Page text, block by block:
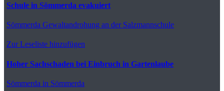
Schule in Sömmerda evakuiert
Sömmerda Gewaltandrohung an der Salzmannschule
Zur Leseliste hinzufügen
Hoher Sachschaden bei Einbruch in Gartenlaube
Sömmerda in Sömmerda